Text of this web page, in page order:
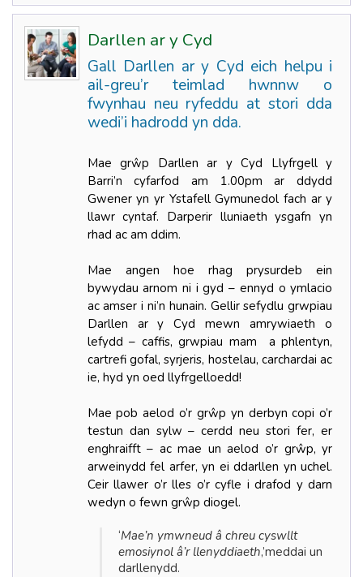
Darllen ar y Cyd
Gall Darllen ar y Cyd eich helpu i
ail-greu’r teimlad hwnnw o
fwynhau neu ryfeddu at stori dda
wedi’i hadrodd yn dda.
Mae grŵp Darllen ar y Cyd Llyfrgell y
Barri’n cyfarfod am 1.00pm ar ddydd
Gwener yn yr Ystafell Gymunedol fach ar y
llawr cyntaf. Darperir lluniaeth ysgafn yn
rhad ac am ddim.
Mae angen hoe rhag prysurdeb ein
bywydau arnom ni i gyd – ennyd o ymlacio
ac amser i ni’n hunain. Gellir sefydlu grwpiau
Darllen ar y Cyd mewn amrywiaeth o
lefydd – caffis, grwpiau mam a phlentyn,
cartrefi gofal, syrjeris, hostelau, carchardai ac
ie, hyd yn oed llyfrgelloedd!
Mae pob aelod o’r grŵp yn derbyn copi o’r
testun dan sylw – cerdd neu stori fer, er
enghraifft – ac mae un aelod o’r grŵp, yr
arweinydd fel arfer, yn ei ddarllen yn uchel.
Ceir llawer o’r lles o’r cyfle i drafod y darn
wedyn o fewn grŵp diogel.
‘Mae’n ymwneud â chreu cyswllt
emosiynol â’r llenyddiaeth,’meddai un
darllenydd.